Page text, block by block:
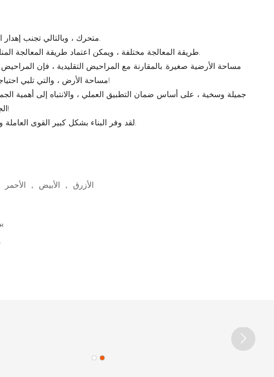
● متحرك ، وبالتالي تجنب إهدار الموارد الناجمة عن هدم المنزل.
● طريقة المعالجة مختلفة ، ويمكن اعتماد طريقة المعالجة المناسبة وفقًا لتقييد بيئة الاستخدام.
مساحة الأرض ، والتي تلبي احتياجات الوضع الحالي لنقص الأراضي!
الجذب السياحي ومجتمعات الحديقة!
● لقد وفر البناء بشكل كبير القوى العاملة والموارد المادية والموارد المالية.
الأزرق ， الأبيض ， الأحمر